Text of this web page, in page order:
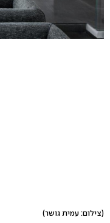
(צילום: עמית גושר)